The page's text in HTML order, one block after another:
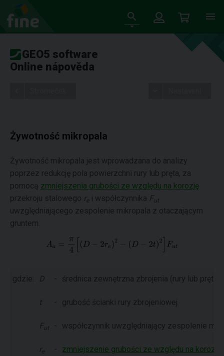
GEO5 software
Online nápověda
Żywotność mikropala
Żywotność mikropala jest wprowadzana do analizy
poprzez redukcję pola powierzchni rury lub pręta, za
pomocą zmniejszenia grubości ze względu na korozję
przekroju stalowego r e i współczynnika Fut
uwzględniającego zespolenie mikropala z otaczającym
gruntem.
gdzie: D - średnica zewnętrzna zbrojenia (rury lub pręta)
t - grubość ścianki rury zbrojeniowej
F ut - współczynnik uwzględniający zespolenie
r e - zmniejszenie grubości ze względu na korozję